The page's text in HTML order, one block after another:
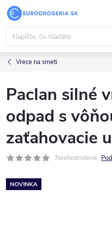
Prejsť
obsah
Vrece na smeti
Paclan silné
odpad s
zaťahovacie
Neohodnotené
NOVINKA